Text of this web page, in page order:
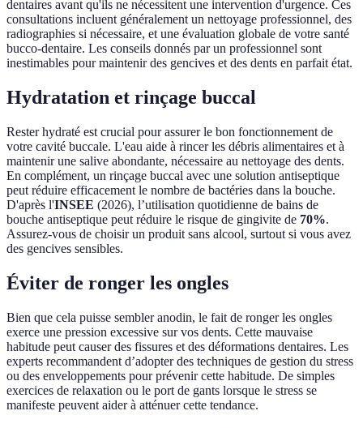
dentaires avant qu'ils ne nécessitent une intervention d'urgence. Ces
consultations incluent généralement un nettoyage professionnel, des
radiographies si nécessaire, et une évaluation globale de votre santé
bucco-dentaire. Les conseils donnés par un professionnel sont
inestimables pour maintenir des gencives et des dents en parfait état.
Hydratation et rinçage buccal
Rester hydraté est crucial pour assurer le bon fonctionnement de
votre cavité buccale. L'eau aide à rincer les débris alimentaires et à
maintenir une salive abondante, nécessaire au nettoyage des dents.
En complément, un rinçage buccal avec une solution antiseptique
peut réduire efficacement le nombre de bactéries dans la bouche.
D'après l'INSEE (2026), l’utilisation quotidienne de bains de
bouche antiseptique peut réduire le risque de gingivite de 70%.
Assurez-vous de choisir un produit sans alcool, surtout si vous avez
des gencives sensibles.
Éviter de ronger les ongles
Bien que cela puisse sembler anodin, le fait de ronger les ongles
exerce une pression excessive sur vos dents. Cette mauvaise
habitude peut causer des fissures et des déformations dentaires. Les
experts recommandent d’adopter des techniques de gestion du stress
ou des enveloppements pour prévenir cette habitude. De simples
exercices de relaxation ou le port de gants lorsque le stress se
manifeste peuvent aider à atténuer cette tendance.